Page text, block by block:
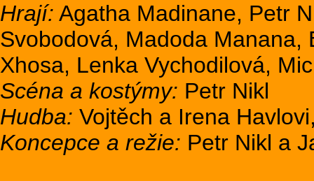
Hrají: Agatha Madinane, Petr
Svobodová, Madoda
Xhosa, Lenka Vychodilová,
Scéna a kostýmy: Petr Nikl
Hudba: Vojtěch a Irena
Koncepce a režie: Petr Nikl a